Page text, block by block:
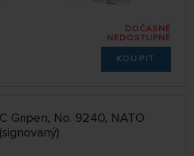
DOČASNĚ
NEDOSTUPNÉ
KOUPIT
Gripen, No. 9240, NATO